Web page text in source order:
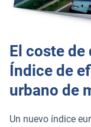
El coste de
Índice de
urbano de
Un nuevo índice